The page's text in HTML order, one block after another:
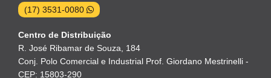
(17) 3531-0080
Centro de Distribuição
R. José Ribamar de Souza, 184
Conj. Polo Comercial e Industrial Prof. Giordano Mestrinelli -
CEP: 15803-290